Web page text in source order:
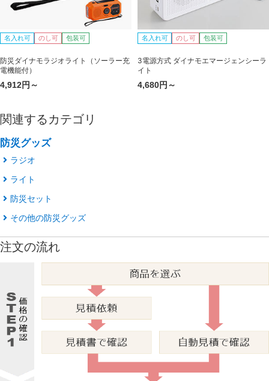
名入れ可 のし可 包装可
防災ダイナモラジオライト（ソーラー充
電機能付）
4,912円～
名入れ可 のし可 包装可
3電源方式 ダイナモエマージェンシーラ
イト
4,680円～
関連するカテゴリ
防災グッズ
ラジオ
ライト
防災セット
その他の防災グッズ
注文の流れ